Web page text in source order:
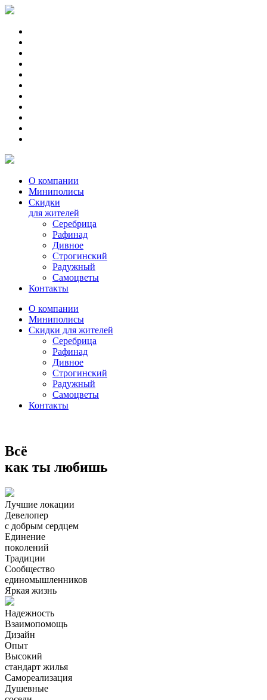
О компании
Миниполисы
Скидки
для жителей
Серебрица
Рафинад
Дивное
Строгинский
Радужный
Самоцветы
Контакты
О компании
Миниполисы
Скидки для жителей
Серебрица
Рафинад
Дивное
Строгинский
Радужный
Самоцветы
Контакты
Всё
как ты любишь
Лучшие локации
Девелопер
с добрым сердцем
Единение
поколений
Традиции
Сообщество
единомышленников
Яркая жизнь
Надежность
Взаимопомощь
Дизайн
Опыт
Высокий
стандарт жилья
Самореализация
Душевные